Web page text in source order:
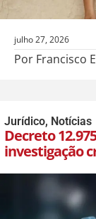
julho 27, 2026
Por Francisco
Jurídico, Notícias
Decreto
investigação